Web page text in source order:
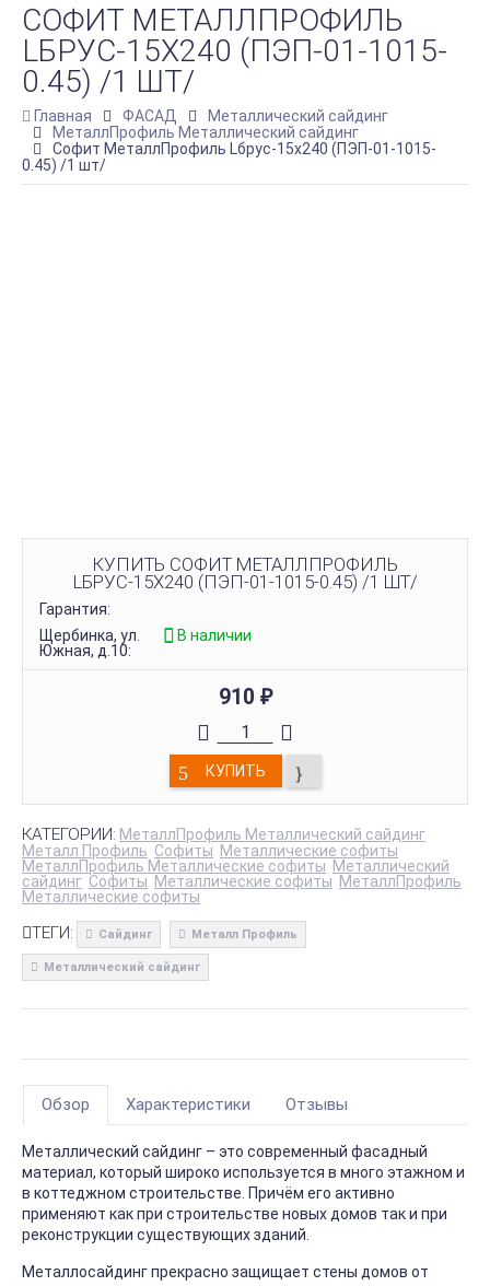
СОФИТ МЕТАЛЛПРОФИЛЬ
LБРУС-15Х240 (ПЭП-01-1015-
0.45) /1 ШТ/
Главная ФАСАД
Металлический сайдинг
МеталлПрофиль Металлический сайдинг
Софит МеталлПрофиль Lбрус-15х240 (ПЭП-01-1015-
0.45) /1 шт/
КУПИТЬ СОФИТ МЕТАЛЛПРОФИЛЬ
LБРУС-15Х240 (ПЭП-01-1015-0.45) /1 ШТ/
Гарантия:
Щербинка, ул.
Южная, д.10:
В наличии
910 ₽
КУПИТЬ
КАТЕГОРИИ: МеталлПрофиль Металлический сайдинг
Металл Профиль Софиты Металлические софиты
МеталлПрофиль Металлические софиты Металлический
сайдинг Софиты Металлические софиты МеталлПрофиль
Металлические софиты
ТЕГИ: Сайдинг Металл Профиль
Металлический сайдинг
Обзор Характеристики Отзывы
Металлический сайдинг – это современный фасадный
материал, который широко используется в много этажном и
в коттеджном строительстве. Причём его активно
применяют как при строительстве новых домов так и при
реконструкции существующих зданий.
Металлосайдинг прекрасно защищает стены домов от